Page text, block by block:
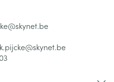
skynet.be